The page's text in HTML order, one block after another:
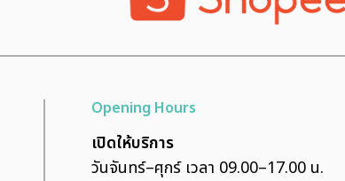
Opening Hours
เปิดให้บริการ
วันจันทร์–ศุกร์ เวลา 09.00–17.00 น.